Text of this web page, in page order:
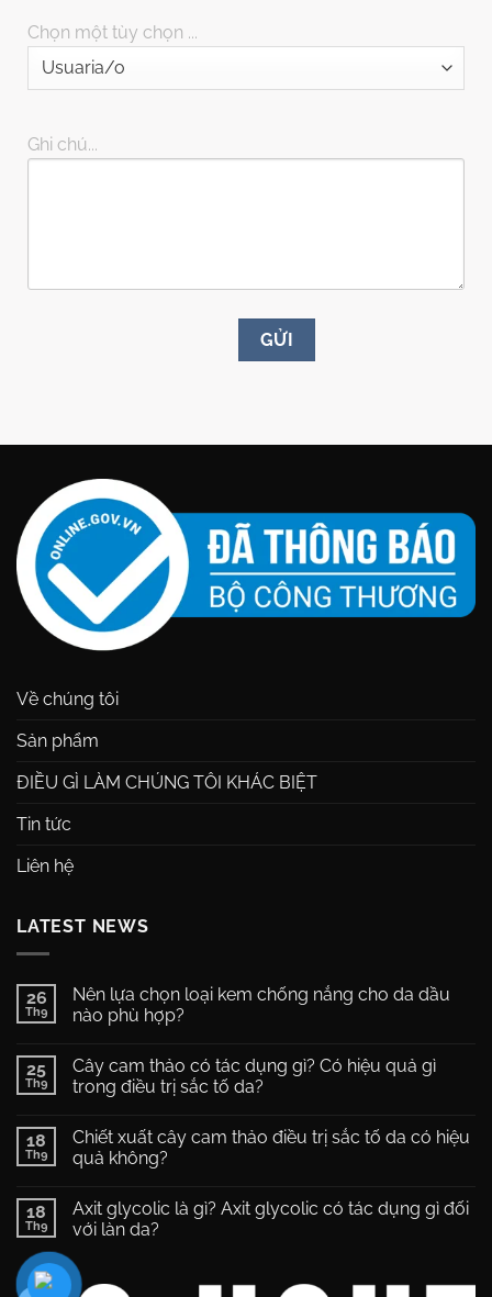
Chọn một tùy chọn ...
Ghi chú...
Về chúng tôi
Sản phẩm
ĐIỀU GÌ LÀM CHÚNG TÔI KHÁC BIỆT
Tin tức
Liên hệ
LATEST NEWS
26
Th9
Nên lựa chọn loại kem chống nắng cho da dầu
nào phù hợp?
bình
luận
ở
chọn
loại
kem
cho
da
dầu
phù
hợp?
25
Th9
Cây cam thảo có tác dụng gì? Có hiệu quả gì
trong điều trị sắc tố da?
bình
luận
ở
thảo
có
tác
gì?
Có
hiệu
18
Th9
Chiết xuất cây cam thảo điều trị sắc tố da có hiệu
quả không?
bình
luận
ở
xuất
cây
cam
18
Th9
Axit glycolic là gì? Axit glycolic có tác dụng gì đối
với làn da?
có
bình